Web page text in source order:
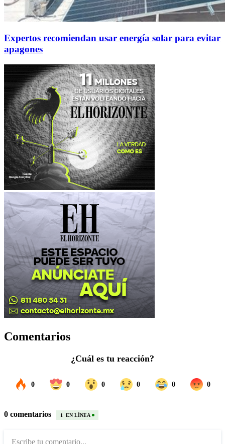
Expertos recomiendan usar energía solar para evitar
apagones
Comentarios